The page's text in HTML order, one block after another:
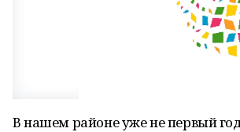
В нашем районе уже не первый